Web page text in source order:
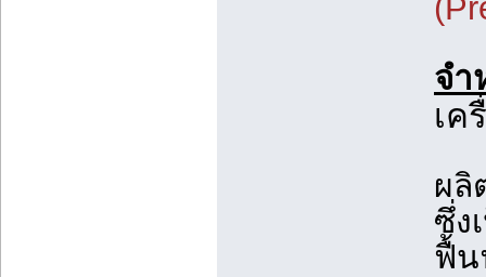
จำ
เค
ผลิ
ซึ่ง
ฟื้น